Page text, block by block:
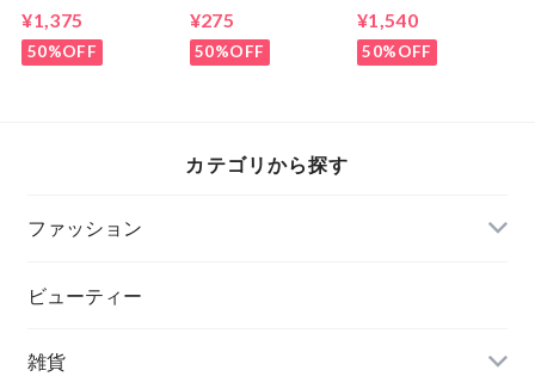
ト（サーフボードタ
イプ）
¥1,375
50%OFF
（サーフボード）
¥275
50%OFF
¥1,540
50%OFF
カテゴリから探す
ファッション
ビューティー
雑貨